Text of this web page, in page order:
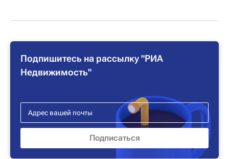
Подпишитесь на рассылку "РИА
Недвижимость"